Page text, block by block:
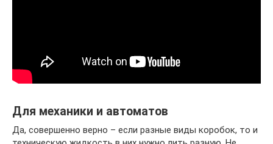
Для механики и автоматов
Да, совершенно верно – если разные виды коробок, то и